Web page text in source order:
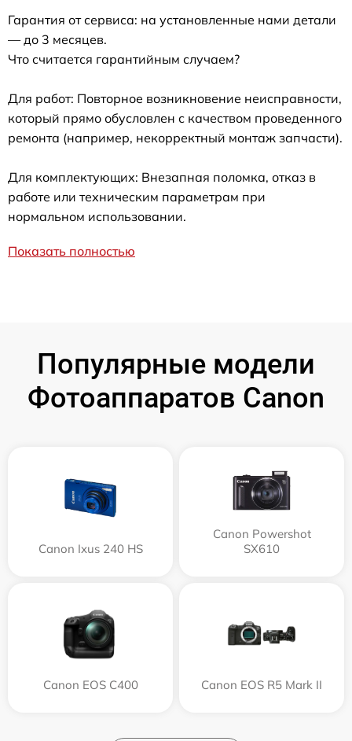
Гарантия от сервиса: на установленные нами детали
— до 3 месяцев.
Что считается гарантийным случаем?
Для работ: Повторное возникновение неисправности,
который прямо обусловлен с качеством проведенного
ремонта (например, некорректный монтаж запчасти).
Для комплектующих: Внезапная поломка, отказ в
работе или техническим параметрам при
нормальном использовании.
Показать полностью
Популярные модели
Фотоаппаратов Canon
Canon Ixus 240 HS
Canon Powershot
SX610
Canon EOS C400 Canon EOS R5 Mark II